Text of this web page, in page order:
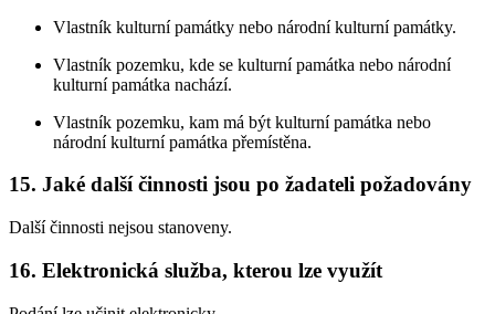
Vlastník kulturní památky nebo národní kulturní památky.
Vlastník pozemku, kde se kulturní památka nebo národní
kulturní památka nachází.
Vlastník pozemku, kam má být kulturní památka nebo
národní kulturní památka přemístěna.
15. Jaké další činnosti jsou po žadateli požadovány
Další činnosti nejsou stanoveny.
16. Elektronická služba, kterou lze využít